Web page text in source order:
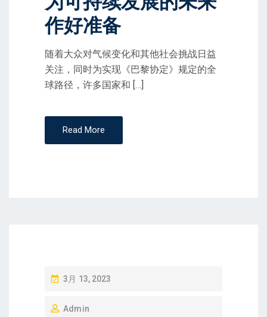
作好准备
随着大众对气候变化和其他社会挑战日益
关注，同时为实现《巴黎协定》规定的全
球路径，许多国家和 […]
Read More
P
S
3月 13, 2023
Admin